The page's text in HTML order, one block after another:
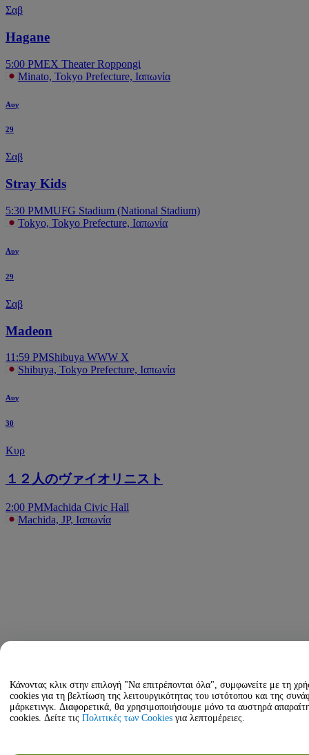
Σαβ
Hagane
5:00 PMEX Theater Roppongi
Minato, Tokyo Prefecture, Ιαπωνία
Αυγ
29
Σαβ
Stray Kids
5:30 PMMUFG Stadium (National Stadium)
Tokyo, Tokyo Prefecture, Ιαπωνία
Αυγ
29
Σαβ
Madeon
11:59 PMShibuya WWW X
Shibuya, Tokyo Prefecture, Ιαπωνία
Αυγ
30
Κυρ
１２人のヴァイオリニスト
2:00 PMMachida Civic Hall
Machida, JP, Ιαπωνία
Κάνοντας κλικ στην επιλογή "Να επιτρέπονται όλα", συμφωνείτε με τη
cookies για τη βελτίωση της λειτουργικότητας του ιστότοπου και της
μάρκετινγκ. Διαφορετικά, θα χρησιμοποιήσουμε μόνο τα αυστηρά
cookies. Δείτε τις Πολιτικές των Cookies για λεπτομέρειες.